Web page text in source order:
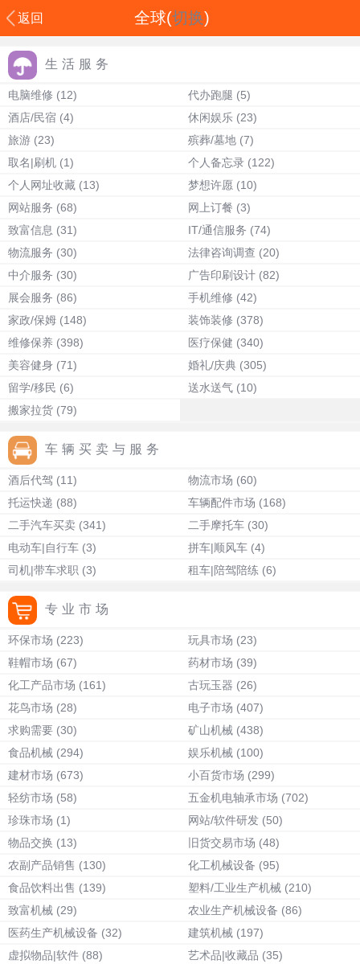
返回 全球(切换)
生活服务
电脑维修 (12) 代办跑腿 (5)
酒店/民宿 (4) 休闲娱乐 (23)
旅游 (23) 殡葬/墓地 (7)
取名|刷机 (1) 个人备忘录 (122)
个人网址收藏 (13) 梦想许愿 (10)
网站服务 (68) 网上订餐 (3)
致富信息 (31) IT/通信服务 (74)
物流服务 (30) 法律咨询调查 (20)
中介服务 (30) 广告印刷设计 (82)
展会服务 (86) 手机维修 (42)
家政/保姆 (148) 装饰装修 (378)
维修保养 (398) 医疗保健 (340)
美容健身 (71) 婚礼/庆典 (305)
留学/移民 (6) 送水送气 (10)
搬家拉货 (79)
车辆买卖与服务
酒后代驾 (11) 物流市场 (60)
托运快递 (88) 车辆配件市场 (168)
二手汽车买卖 (341) 二手摩托车 (30)
电动车|自行车 (3) 拼车|顺风车 (4)
司机|带车求职 (3) 租车|陪驾陪练 (6)
专业市场
环保市场 (223) 玩具市场 (23)
鞋帽市场 (67) 药材市场 (39)
化工产品市场 (161) 古玩玉器 (26)
花鸟市场 (28) 电子市场 (407)
求购需要 (30) 矿山机械 (438)
食品机械 (294) 娱乐机械 (100)
建材市场 (673) 小百货市场 (299)
轻纺市场 (58) 五金机电轴承市场 (702)
珍珠市场 (1) 网站/软件研发 (50)
物品交换 (13) 旧货交易市场 (48)
农副产品销售 (130) 化工机械设备 (95)
食品饮料出售 (139) 塑料/工业生产机械 (210)
致富机械 (29) 农业生产机械设备 (86)
医药生产机械设备 (32) 建筑机械 (197)
虚拟物品|软件 (88) 艺术品|收藏品 (35)